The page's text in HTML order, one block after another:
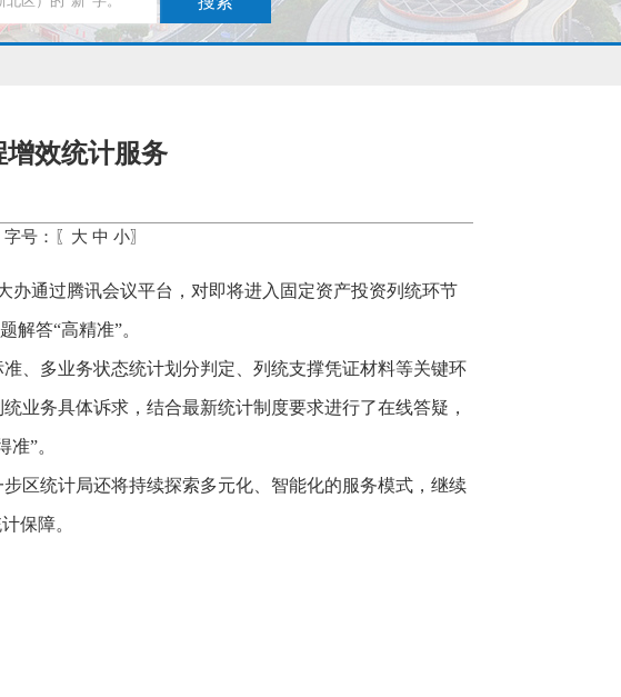
增效统计服务
字号：〖 大 中 小〗
办通过腾讯会议平台，对即将进入固定资产投资列统环节
解答“高精准”。
、多业务状态统计划分判定、列统支撑凭证材料等关键环
业务具体诉求，结合最新统计制度要求进行了在线答疑，
”。
区统计局还将持续探索多元化、智能化的服务模式，继续
保障。